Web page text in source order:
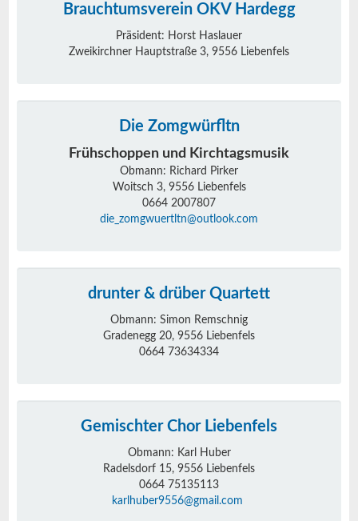
Brauchtumsverein OKV Hardegg
Präsident: Horst Haslauer
Zweikirchner Hauptstraße 3, 9556 Liebenfels
Die Zomgwürfltn
Frühschoppen und Kirchtagsmusik
Obmann: Richard Pirker
Woitsch 3, 9556 Liebenfels
0664 2007807
die_zomgwuertltn@outlook.com
drunter & drüber Quartett
Obmann: Simon Remschnig
Gradenegg 20, 9556 Liebenfels
0664 73634334
Gemischter Chor Liebenfels
Obmann: Karl Huber
Radelsdorf 15, 9556 Liebenfels
0664 75135113
karlhuber9556@gmail.com